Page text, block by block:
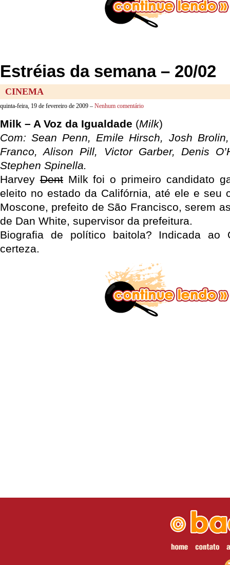
Estréias da semana – 20/02
CINEMA
quinta-feira, 19 de fevereiro de 2009 – Nenhum comentário
Milk – A Voz da Igualdade (Milk)
Com: Sean Penn, Emile Hirsch, Josh
Franco, Alison Pill, Victor Garber, Denis
Stephen Spinella.
HarveyDentMilk foi o primeiro candidato
eleito no estado da Califórnia, até ele e seu
Moscone, prefeito de São Francisco, serem
de Dan White, supervisor da prefeitura.
Biografia de político baitola? Indicada ao
certeza.